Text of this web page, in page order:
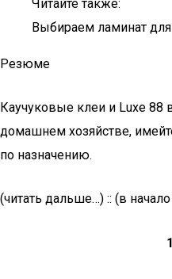
Читайте также:
Выбираем ламинат для
Резюме
Каучуковые клеи и Luxe 88
домашнем хозяйстве,
по назначению.
(читать дальше…) :: (в начало
1